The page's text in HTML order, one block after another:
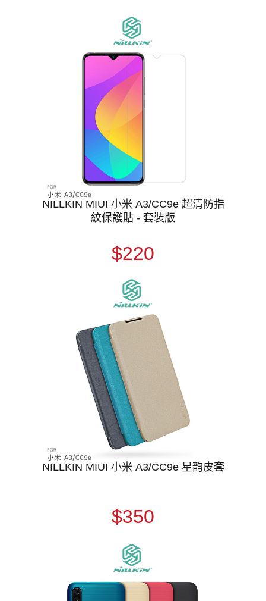
NILLKIN MIUI 小米 A3/CC9e 超清防指
紋保護貼 - 套裝版
$220
NILLKIN MIUI 小米 A3/CC9e 星韵皮套
$350